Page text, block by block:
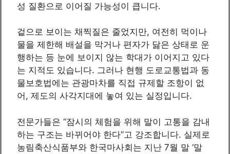
성 질환으로 이어질 가능성이 큽니다.
겉으로 보이는 채찍질은 줄었지만, 여전히 먹이나
물을 제한해 배설을 막거나 편자가 닳은 상태로 운
행하는 등 눈에 보이지 않는 학대가 이어지고 있다
는 지적도 있습니다. 그러나 현행 도로교통법과 동
물보호법에는 관광마차를 직접 규제할 조항이 없
어, 제도의 사각지대에 놓여 있는 실정입니다.
전문가들은 “잠시의 체험을 위해 말이 고통을 감내
하는 구조는 바뀌어야 한다”고 강조합니다. 실제로
농림축산식품부와 한국마사회는 지난 7월 말 ‘말